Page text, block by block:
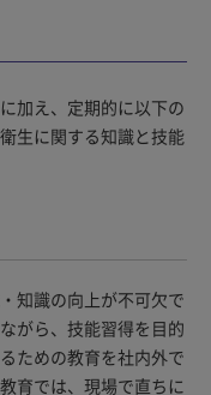
加え、定期的に以下の
生に関する知識と技能
知識の向上が不可欠で
がら、技能習得を目的
ための教育を社内外で
育では、現場で直ちに